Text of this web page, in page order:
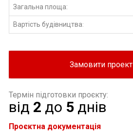
Загальна площа:
Вартість будівництва:
Замовити проект
Термін підготовки проєкту:
від 2 до 5 днів
Проєктна документація